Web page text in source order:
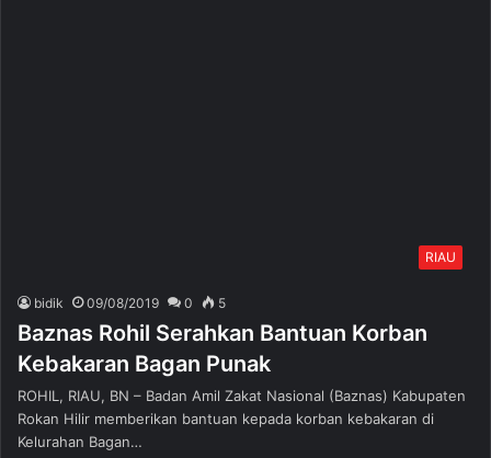
RIAU
bidik 09/08/2019 0 5
Baznas Rohil Serahkan Bantuan Korban
Kebakaran Bagan Punak
ROHIL, RIAU, BN – Badan Amil Zakat Nasional (Baznas) Kabupaten
Rokan Hilir memberikan bantuan kepada korban kebakaran di
Kelurahan Bagan…